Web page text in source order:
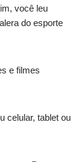
você leu
do esporte
e filmes
celular, tablet ou